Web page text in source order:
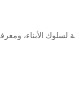
الأبناء،